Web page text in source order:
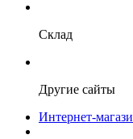
Склад
Другие сайты
Интернет-